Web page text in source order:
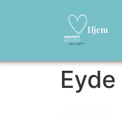
Hjem
Eyde